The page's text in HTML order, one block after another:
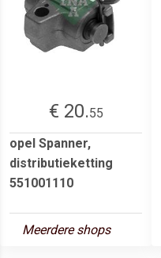
€ 20.55
opel Spanner,
distributieketting
551001110
Meerdere shops